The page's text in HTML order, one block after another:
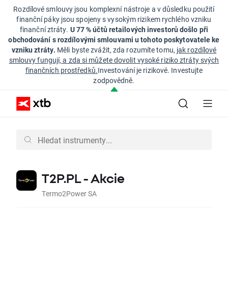
Rozdílové smlouvy jsou komplexní nástroje a v důsledku použití
finanční páky jsou spojeny s vysokým rizikem rychlého vzniku
finanční ztráty. U 77 % účtů retailových investorů došlo při
obchodování s rozdílovými smlouvami u tohoto poskytovatele ke
vzniku ztráty. Měli byste zvážit, zda rozumíte tomu, jak rozdílové
smlouvy fungují, a zda si můžete dovolit vysoké riziko ztráty svých
finančních prostředků.Investování je rizikové. Investujte
zodpovědně.
T2P.PL - Akcie
Termo2Power SA